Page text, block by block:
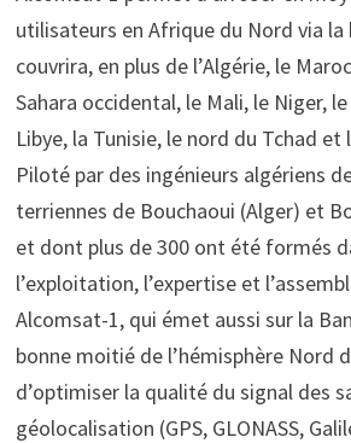
utilisateurs en Afrique du Nord via la
couvrira, en plus de l’Algérie, le
Sahara occidental, le Mali, le Niger,
Libye, la Tunisie, le nord du Tchad et
Piloté par des ingénieurs algériens
terriennes de Bouchaoui (Alger) et
et dont plus de 300 ont été formés
l’exploitation, l’expertise et
Alcomsat-1, qui émet aussi sur la
bonne moitié de l’hémisphère Nord
d’optimiser la qualité du signal des
géolocalisation (GPS, GLONASS,